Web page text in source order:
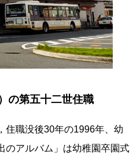
の第五十二世住職
住職没後30年の1996年、幼
のアルバム」は幼稚園卒園式